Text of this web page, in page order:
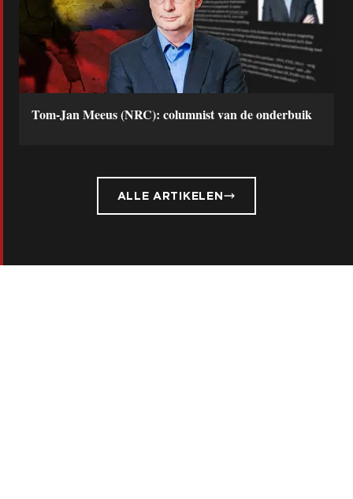
Tom-Jan Meeus (NRC): columnist van de onderbuik
ALLE ARTIKELEN